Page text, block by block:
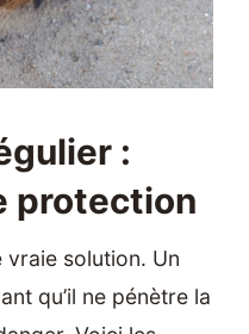
:
protection
vraie solution. Un
qu’il ne pénètre la